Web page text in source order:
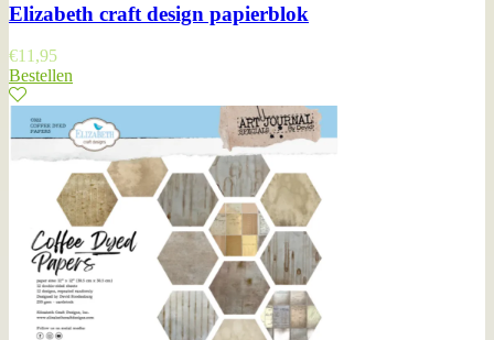
Elizabeth craft design papierblok
€11,95
Bestellen